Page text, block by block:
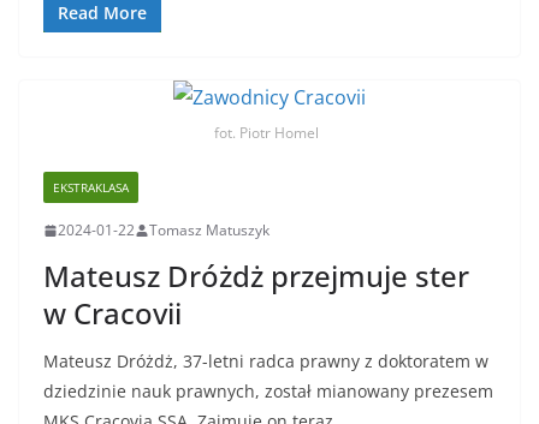
Read More
fot. Piotr Homel
EKSTRAKLASA
2024-01-22 Tomasz Matuszyk
Mateusz Dróżdż przejmuje ster
w Cracovii
Mateusz Dróżdż, 37-letni radca prawny z doktoratem w
dziedzinie nauk prawnych, został mianowany prezesem